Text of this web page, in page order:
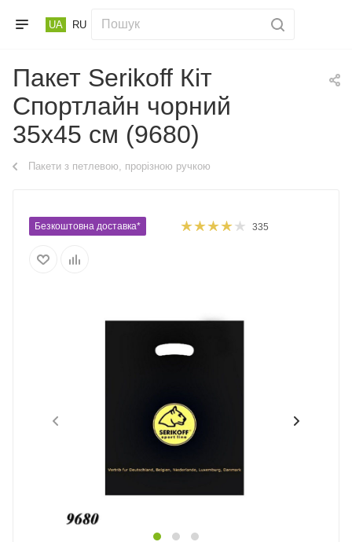
UA RU
Пакет Serikoff Кіт
Спортлайн чорний
35х45 см (9680)
Пакети з петлевою, прорізною ручкою
Безкоштовна доставка* 335